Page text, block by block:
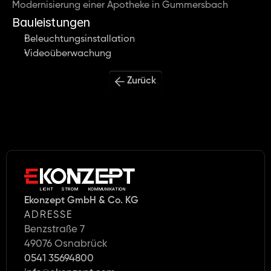
Modernisierung einer Apotheke in Gummersbach
Bauleistungen
Beleuchtungsinstallation
Videoüberwachung
Zurück
LICHT     STROM      KOMMUNIKATION
Ekonzept GmbH & Co. KG
ADRESSE
Benzstraße 7
49076 Osnabrück
0541 35694800